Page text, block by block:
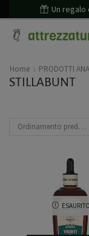
Un regalo
Home PRODOTTI
STILLABUNT
ESAURITO